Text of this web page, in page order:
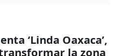
‘Linda Oaxaca’,
la zona